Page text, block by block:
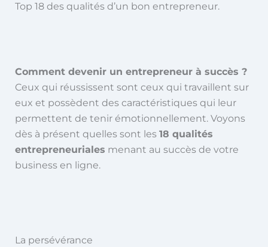
Top 18 des qualités d’un bon entrepreneur.
Comment devenir un entrepreneur à succès ?
Ceux qui réussissent sont ceux qui travaillent sur
eux et possèdent des caractéristiques qui leur
permettent de tenir émotionnellement. Voyons
dès à présent quelles sont les 18 qualités
entrepreneuriales menant au succès de votre
business en ligne.
La persévérance